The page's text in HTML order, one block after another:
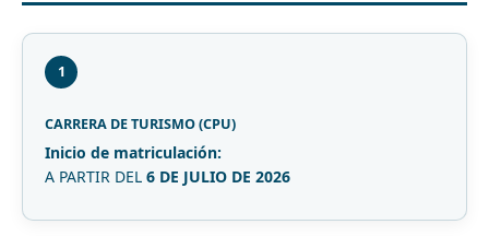
1
CARRERA DE TURISMO (CPU)
Inicio de matriculación:
A PARTIR DEL 6 DE JULIO DE 2026